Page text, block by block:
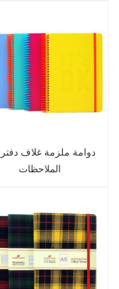
الملاحظات